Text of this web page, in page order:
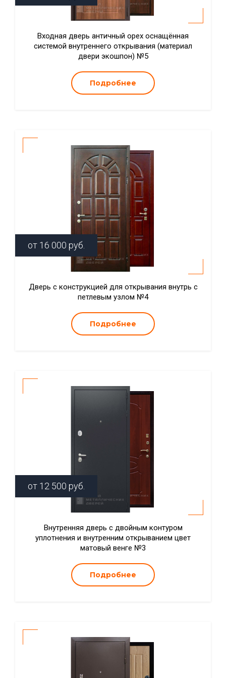
Входная дверь античный орех оснащённая
системой внутреннего открывания (материал
двери экошпон) №5
Подробнее
от 16 000 руб.
Дверь с конструкцией для открывания внутрь с
петлевым узлом №4
Подробнее
от 12 500 руб.
Внутренняя дверь с двойным контуром
уплотнения и внутренним открыванием цвет
матовый венге №3
Подробнее